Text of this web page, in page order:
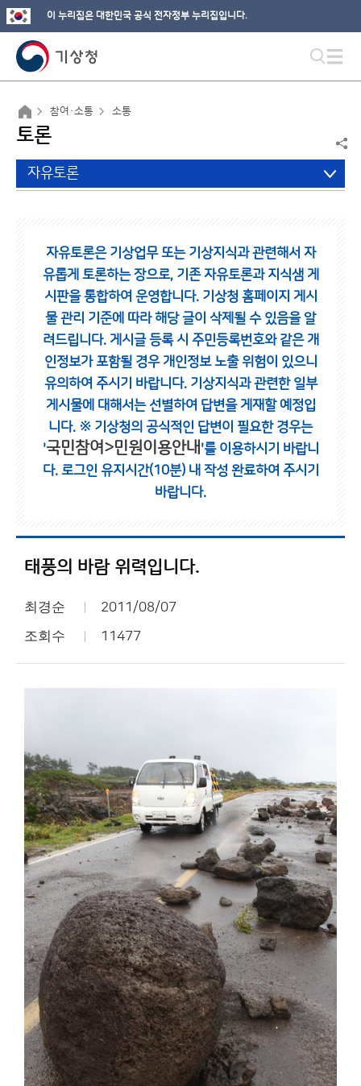
이 누리집은 대한민국 공식 전자정부 누리집입니다.
참여·소통 소통
토론
자유토론
자유토론은 기상업무 또는 기상지식과 관련해서 자
유롭게 토론하는 장으로, 기존 자유토론과 지식샘 게
시판을 통합하여 운영합니다. 기상청 홈페이지 게시
물 관리 기준에 따라 해당 글이 삭제될 수 있음을 알
려드립니다. 게시글 등록 시 주민등록번호와 같은 개
인정보가 포함될 경우 개인정보 노출 위험이 있으니
유의하여 주시기 바랍니다. 기상지식과 관련한 일부
게시물에 대해서는 선별하여 답변을 게재할 예정입
니다. ※ 기상청의 공식적인 답변이 필요한 경우는
'국민참여>민원이용안내 '를 이용하시기 바랍니
다. 로그인 유지시간(10분) 내 작성 완료하여 주시기
바랍니다.
태풍의 바람 위력입니다.
최경순 2011/08/07
조회수 11477